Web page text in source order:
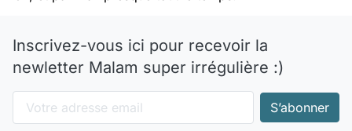
Inscrivez-vous ici pour recevoir la
newletter Malam super irrégulière :)